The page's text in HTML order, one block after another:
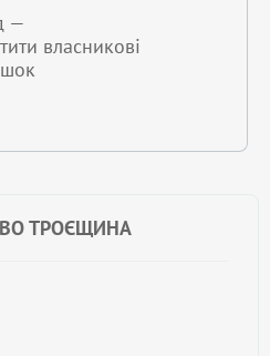
ТРОЄЩИНА
—
власникові